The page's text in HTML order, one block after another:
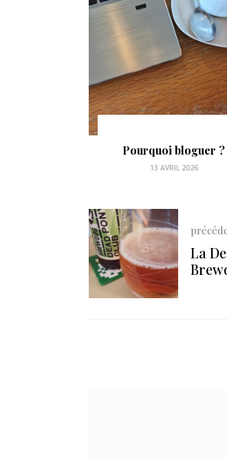
Pourquoi bloguer ?
13 AVRIL 2026
La